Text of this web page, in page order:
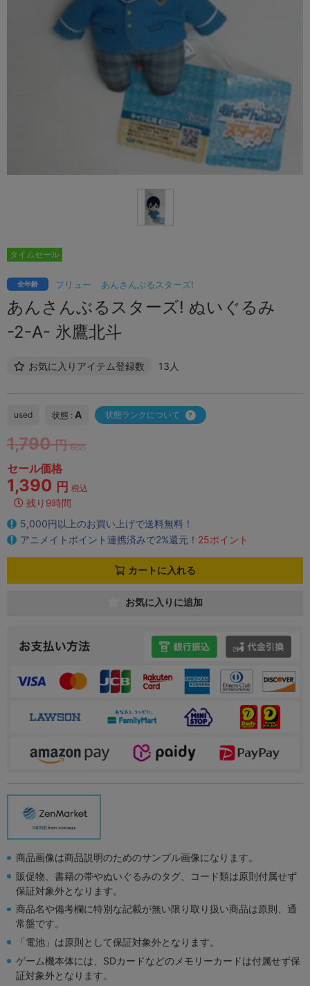
フリュー あんさんぶるスターズ!
全年齢
あんさんぶるスターズ! ぬいぐるみ
-2-A- 氷鷹北斗
お気に入りアイテム登録数 13人
タイムセール
used 状態 : A 状態ランクについて
1,790 円 税込
セール価格
1,390 円 税込
残り9時間
5,000円以上のお買い上げで送料無料！
アニメイトポイント連携済みで2%還元！ 25ポイント
カートに入れる
お気に入りに追加
商品画像は商品説明のためのサンプル画像になります。
販促物、書籍の帯やぬいぐるみのタグ、コード類は原則付属せず
保証対象外となります。
商品名や備考欄に特別な記載が無い限り取り扱い商品は原則、通
常盤です。
「電池」は原則として保証対象外となります。
ゲーム機本体には、SDカードなどのメモリーカードは付属せず保
証対象外となります。